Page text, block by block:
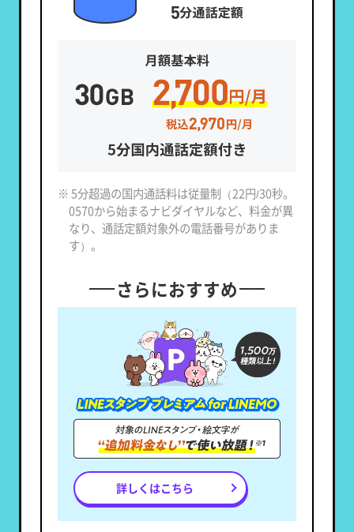
※ 5分超過の国内通話料は従量制（22円/30秒。
0570から始まるナビダイヤルなど、料金が異
なり、通話定額対象外の電話番号がありま
す）。
さらにおすすめ
詳しくはこちら